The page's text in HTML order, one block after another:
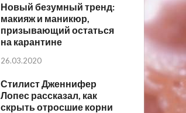
Новый безумный тренд:
макияж и маникюр,
призывающий остаться
на карантине
26.03.2020
Стилист Дженнифер
Лопес рассказал, как
скрыть отросшие корни